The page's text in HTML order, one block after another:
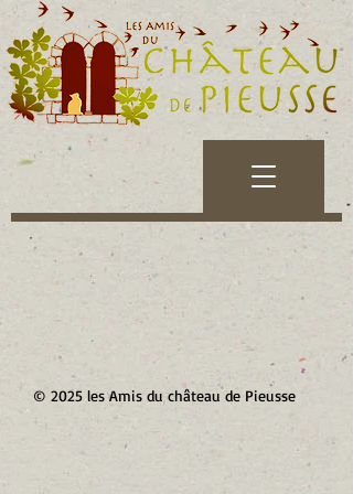
© 2025 les Amis du château de Pieusse